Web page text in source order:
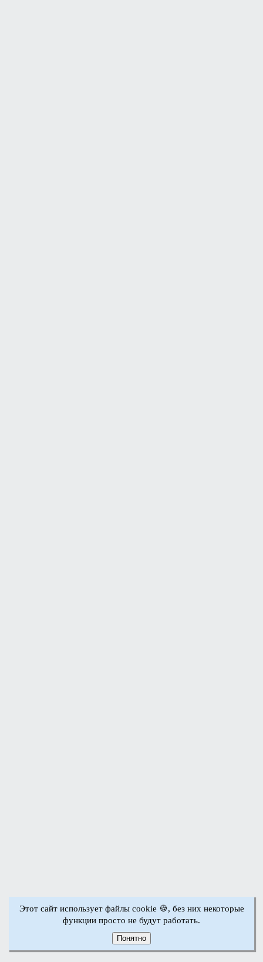
Этот сайт использует файлы cookie 🍪, без них некоторые
функции просто не будут работать.
Понятно